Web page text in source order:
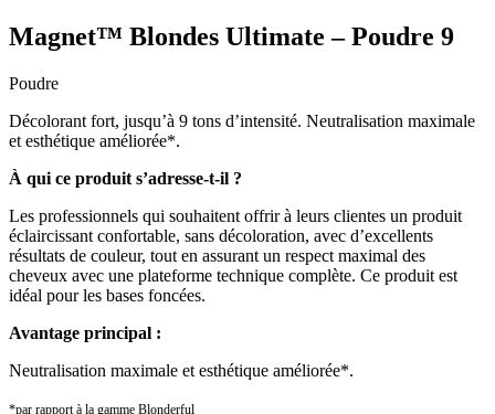
Magnet™ Blondes Ultimate – Poudre 9
Poudre
Décolorant fort, jusqu’à 9 tons d’intensité. Neutralisation maximale
et esthétique améliorée*.
À qui ce produit s’adresse-t-il ?
Les professionnels qui souhaitent offrir à leurs clientes un produit
éclaircissant confortable, sans décoloration, avec d’excellents
résultats de couleur, tout en assurant un respect maximal des
cheveux avec une plateforme technique complète. Ce produit est
idéal pour les bases foncées.
Avantage principal :
Neutralisation maximale et esthétique améliorée*.
*par rapport à la gamme Blonderful